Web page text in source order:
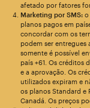
afetado por fatores
Marketing por SMS:o
planos pagos em
concordar com os
podem ser entregues
somente é possível
país +61. Os créditos
e a aprovação. Os
utilizados expiram e
os planos Standard e
Canadá. Os preços